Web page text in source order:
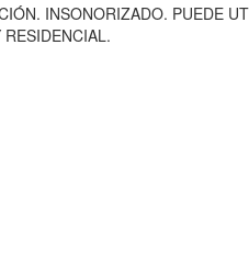
INSONORIZADO. PUEDE